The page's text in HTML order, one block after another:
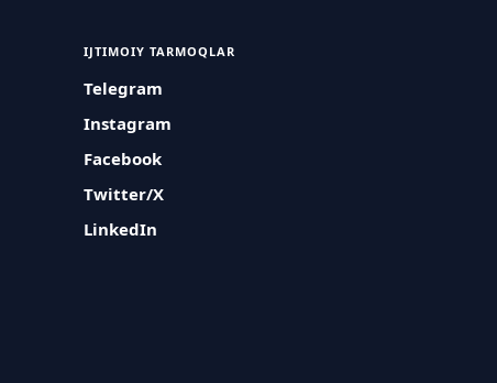
IJTIMOIY TARMOQLAR
Telegram
Instagram
Facebook
Twitter/X
LinkedIn